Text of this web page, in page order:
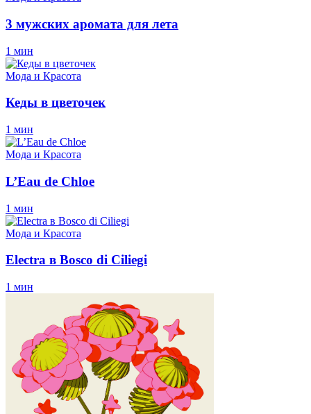
3 мужских аромата для лета
1 мин
Мода и Красота
Кеды в цветочек
1 мин
Мода и Красота
L’Eau de Chloe
1 мин
Мода и Красота
Electra в Bosco di Ciliegi
1 мин